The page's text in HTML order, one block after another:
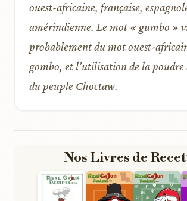
ouest-africaine, française,
amérindienne. Le mot « gumbo »
probablement du mot ouest-
gombo, et l’utilisation de la
du peuple Choctaw.
Nos Livres de